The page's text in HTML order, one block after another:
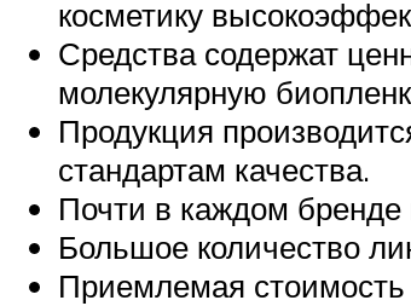
косметику
Средства содержат
молекулярную
Продукция
стандартам качества.
Почти в каждом
Большое количество
Приемлемая стоимость